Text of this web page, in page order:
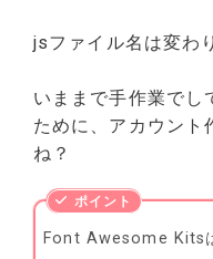
jsファイル名は変わ
いままで手作業でし
ために、アカウント
ね？
Font Awesome Kits